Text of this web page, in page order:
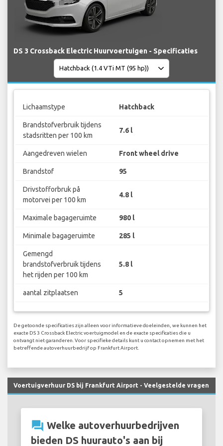
DS 3 Crossback Electric Huurvoertuigen - Specificaties
Lichaamstype Hatchback
Brandstofverbruik tijdens
stadsritten per 100 km
7.6 l
Aangedreven wielen Front wheel drive
Brandstof 95
Drivstofforbruk på
motorvei per 100 km
4.8 l
Maximale bagageruimte 980 l
Minimale bagageruimte 285 l
Gemengd
brandstofverbruik tijdens
het rijden per 100 km
5.8 l
aantal zitplaatsen 5
De getoonde specificaties zijn alleen voor informatieve doeleinden, we kunnen het
exacte DS 3 Crossback Electric voertuigmodel en de exacte specificaties die u
ontvangt niet garanderen. Voor specifieke details kunt u contact opnemen met het
betreffende autoverhuurbedrijf op Frankfurt Airport.
Voertuigverhuur DS bij Frankfurt Airport - Veelgestelde vragen
question_answer Welke autoverhuurbedrijven
bieden DS huurauto's aan bij